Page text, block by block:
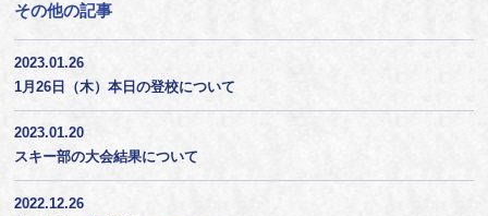
その他の記事
2023.01.26
1月26日（木）本日の登校について
2023.01.20
スキー部の大会結果について
2022.12.26